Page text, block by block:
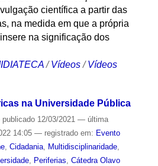
científica a partir das
na medida em que a própria
na significação dos
/Vídeos /Vídeos
na Universidade Pública
publicado12/03/2021 — última
14:05 — registrado em: Evento
, Cidadania, Multidisciplinaridade,
, Periferias, Cátedra Olavo